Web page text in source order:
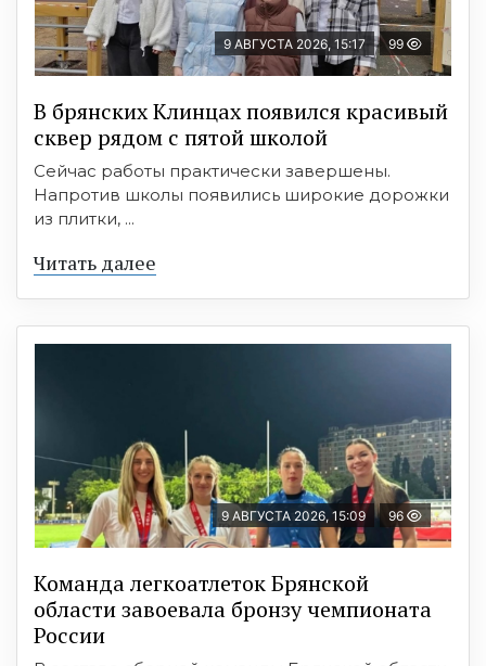
9 АВГУСТА 2026, 15:17 99
В брянских Клинцах появился красивый
сквер рядом с пятой школой
Сейчас работы практически завершены.
Напротив школы появились широкие дорожки
из плитки, ...
Читать далее
9 АВГУСТА 2026, 15:09 96
Команда легкоатлеток Брянской
области завоевала бронзу чемпионата
России